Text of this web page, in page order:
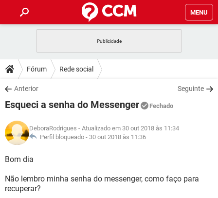
MENU
CELULAR
OUTLOOK
INSTAGRAM GMAIL
GUIA DE COMPRAS
DICAS
JOGOS
INSTAGRAM GMAIL
GUIA DE COMPRAS
DOWNLOADS
JOGOS WHATSAPP
CELULAR
OUTLOOK EXCEL
INSTAGRAM
FÓRUM
JOGOS WHATSAPP
CELULAR
OUTLOOK
INSTAGRAM GMAIL
GLOSSÁRIO
JOGOS
OUTLOOK
Fórum Rede social
Anterior Seguinte
Esqueci a senha do Messenger Fechado
DeboraRodrigues - Atualizado em 30 out 2018 às 11:34
Perfil bloqueado - 30 out 2018 às 11:36
Bom dia
Não lembro minha senha do messenger, como faço para
recuperar?